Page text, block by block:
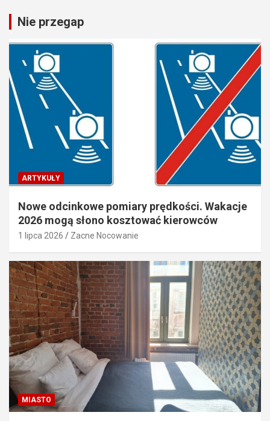
Nie przegap
ARTYKUŁY
Nowe odcinkowe pomiary prędkości. Wakacje
2026 mogą słono kosztować kierowców
1 lipca 2026 Zacne Nocowanie
MIASTO